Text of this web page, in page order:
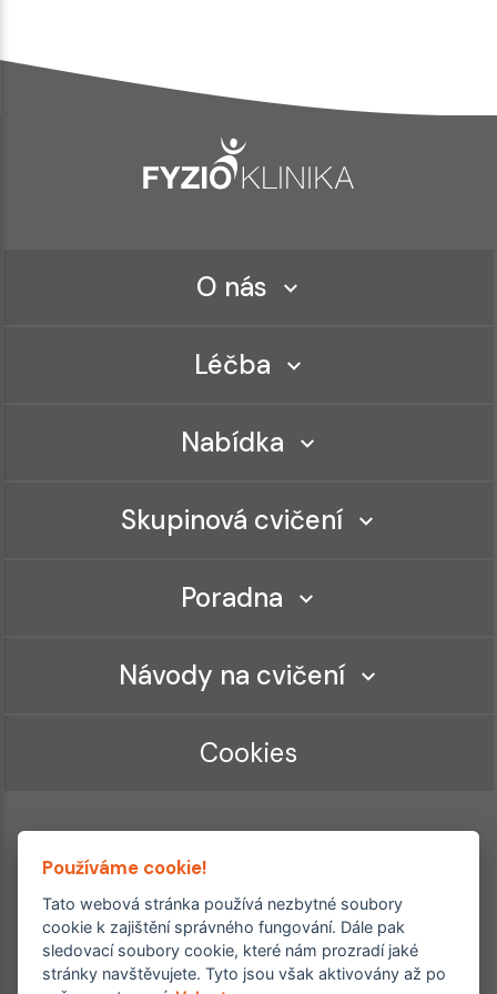
O nás
Léčba
Nabídka
Skupinová cvičení
Poradna
Návody na cvičení
Cookies
Ordinace roku
Rehabilitační ordinace
2. místo – 2017/2019
Používáme cookie!
Tato webová stránka používá nezbytné soubory
cookie k zajištění správného fungování. Dále pak
sledovací soubory cookie, které nám prozradí jaké
stránky navštěvujete. Tyto jsou však aktivovány až po